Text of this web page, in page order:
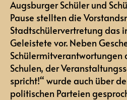
Augsburger Schüler und
Pause stellten die
Stadtschülervertretung das
Geleistete vor. Neben
Schülermitverantwortungen
Schulen, der
spricht!“ wurde auch über
politischen Parteien